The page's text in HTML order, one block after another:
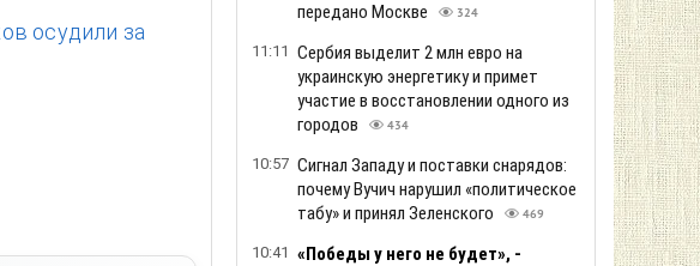
осудили за
передано Москве
324
11:11 Сербия выделит 2 млн евро на
украинскую энергетику и примет
участие в восстановлении одного из
городов
434
10:57 Сигнал Западу и поставки снарядов:
почему Вучич нарушил «политическое
табу» и принял Зеленского
469
10:41 «Победы у него не будет», -